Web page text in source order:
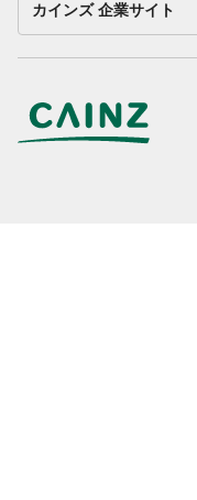
カインズ 企業サイト